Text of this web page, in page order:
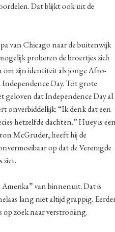
Dat blijkt ook uit de
van Chicago naar de buitenwijk
proberen de broertjes zich
om zijn identiteit als jonge Afro-
Day. Tot grote
geloven dat Independence Day al
onverbiddellijk: “Ik denk dat een
hetzelfde dachten.” Huey is een
McGruder, heeft hij de
op dat de Verenigde
ziet.
van binnenuit. Dat is
lang niet altijd grappig.
zoek naar verstrooiing.